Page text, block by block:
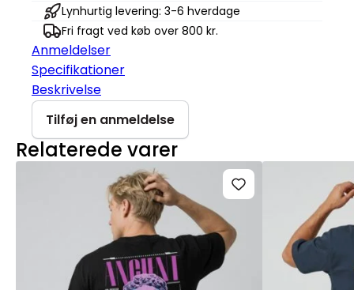
Lynhurtig levering: 3-6 hverdage
Fri fragt ved køb over 800 kr.
Anmeldelser
Specifikationer
Beskrivelse
Tilføj en anmeldelse
Relaterede varer